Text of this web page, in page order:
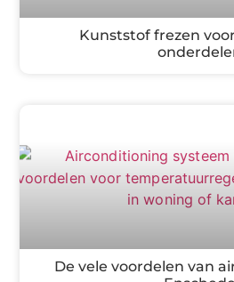
Kunststof frezen
De vele voordelen van